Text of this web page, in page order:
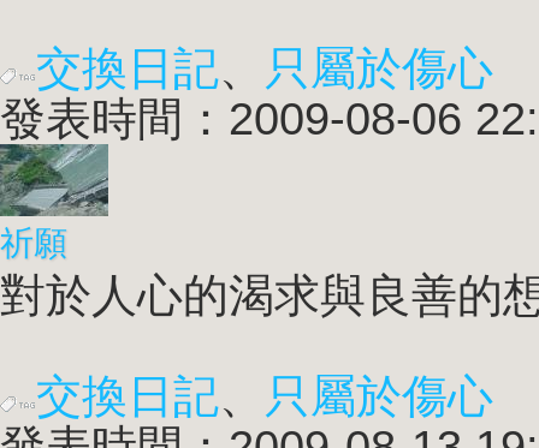
交換日記、
只屬於傷心
發表時間：2009-08-06
祈願
對於人心的渴求與良善的
交換日記、
只屬於傷心